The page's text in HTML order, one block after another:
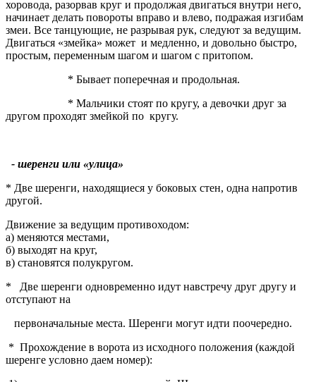
хоровода, разорвав круг и продолжая двигаться внутри него,
начинает делать повороты вправо и влево, подражая изгибам
змеи. Все танцующие, не разрывая рук, следуют за ведущим.
Двигаться «змейка» может и медленно, и довольно быстро,
простым, переменным шагом и шагом с притопом.
* Бывает поперечная и продольная.
* Мальчики стоят по кругу, а девочки друг за
другом проходят змейкой по кругу.
- шеренги или «улица»
* Две шеренги, находящиеся у боковых стен, одна напротив
другой.
Движение за ведущим противоходом:
а) меняются местами,
б) выходят на круг,
в) становятся полукругом.
* Две шеренги одновременно идут навстречу друг другу и
отступают на
первоначальные места. Шеренги могут идти поочередно.
* Прохождение в ворота из исходного положения (каждой
шеренге условно даем номер):